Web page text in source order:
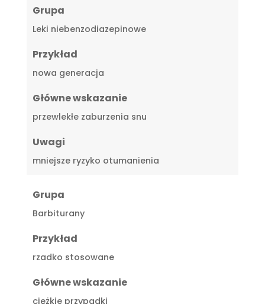
Grupa
Leki niebenzodiazepinowe
Przykład
nowa generacja
Główne wskazanie
przewlekłe zaburzenia snu
Uwagi
mniejsze ryzyko otumanienia
Grupa
Barbiturany
Przykład
rzadko stosowane
Główne wskazanie
ciężkie przypadki